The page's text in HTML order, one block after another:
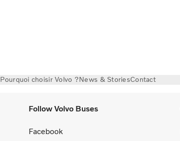
Pourquoi choisir Volvo ?News & StoriesContact
Follow Volvo Buses
Facebook